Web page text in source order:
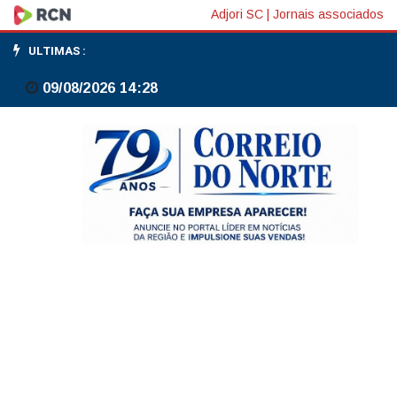
Lula
responsabiliza
clã
Bolsonaro
ataque
Adjori SC Jornais associados
ULTIMAS :
09/08/2026 14:28